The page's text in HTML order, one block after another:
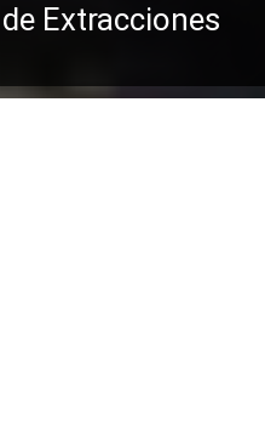
Extracciones